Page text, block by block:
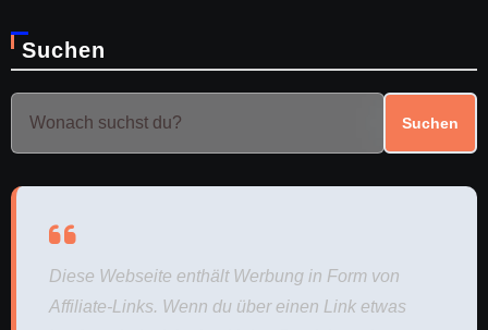
Suchen
Suchen
Diese Webseite enthält Werbung in Form von
Affiliate-Links. Wenn du über einen Link etwas